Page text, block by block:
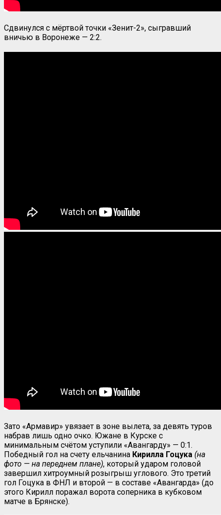
Сдвинулся с мёртвой точки «Зенит-2», сыгравший
вничью в Воронеже — 2:2.
Зато «Армавир» увязает в зоне вылета, за девять туров
набрав лишь одно очко. Южане в Курске с
минимальным счётом уступили «Авангарду» — 0:1.
Победный гол на счету ельчанина Кирилла Гоцука (на
фото — на переднем плане), который ударом головой
завершил хитроумный розыгрыш углового. Это третий
гол Гоцука в ФНЛ и второй — в составе «Авангарда» (до
этого Кирилл поражал ворота соперника в кубковом
матче в Брянске).